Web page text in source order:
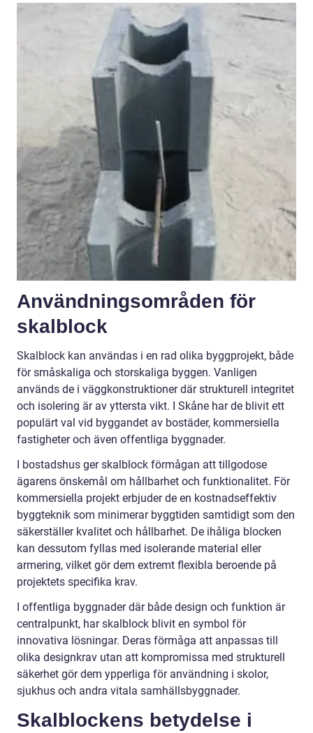
Användningsområden för
skalblock
Skalblock kan användas i en rad olika byggprojekt, både
för småskaliga och storskaliga byggen. Vanligen
används de i väggkonstruktioner där strukturell integritet
och isolering är av yttersta vikt. I Skåne har de blivit ett
populärt val vid byggandet av bostäder, kommersiella
fastigheter och även offentliga byggnader.
I bostadshus ger skalblock förmågan att tillgodose
ägarens önskemål om hållbarhet och funktionalitet. För
kommersiella projekt erbjuder de en kostnadseffektiv
byggteknik som minimerar byggtiden samtidigt som den
säkerställer kvalitet och hållbarhet. De ihåliga blocken
kan dessutom fyllas med isolerande material eller
armering, vilket gör dem extremt flexibla beroende på
projektets specifika krav.
I offentliga byggnader där både design och funktion är
centralpunkt, har skalblock blivit en symbol för
innovativa lösningar. Deras förmåga att anpassas till
olika designkrav utan att kompromissa med strukturell
säkerhet gör dem ypperliga för användning i skolor,
sjukhus och andra vitala samhällsbyggnader.
Skalblockens betydelse i